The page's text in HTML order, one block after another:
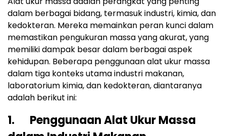
dalam berbagai bidang, termasuk industri, kimia, dan
kedokteran. Mereka memainkan peran kunci dalam
memastikan pengukuran massa yang akurat, yang
memiliki dampak besar dalam berbagai aspek
kehidupan. Beberapa penggunaan alat ukur massa
dalam tiga konteks utama industri makanan,
laboratorium kimia, dan kedokteran, diantaranya
adalah berikut ini:
1. Penggunaan Alat Ukur Massa